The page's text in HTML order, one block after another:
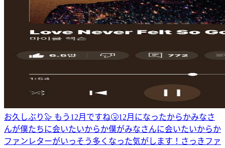
お久しぶり🦭 もう12月ですね🤧12月になったからかみなさ
んが僕たちに会いたいからか僕がみなさんに会いたいからか
ファンレターがいっそう多くなった気がします！さっきファ